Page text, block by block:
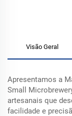
Visão Geral
Apresentamos a
Small
artesanais que
facilidade e